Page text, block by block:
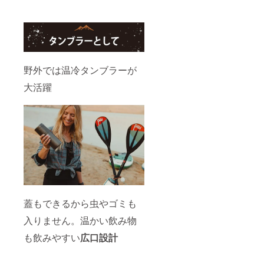
野外では温冷タンブラーが
大活躍
蓋もできるから虫やゴミも
入りません。温かい飲み物
も飲みやすい広口設計